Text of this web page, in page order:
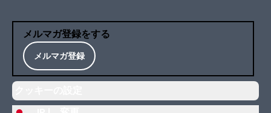
メルマガ登録をする
メルマガ登録